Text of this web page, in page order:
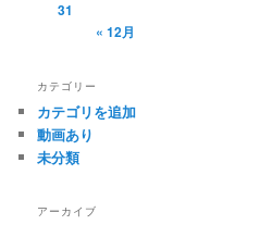
31
« 12月
カテゴリー
カテゴリを追加
動画あり
未分類
アーカイブ